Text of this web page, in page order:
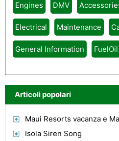
Engines DMV
Electrical Maintenance
General Information FuelOil
Articoli popolari
Isola Siren Song